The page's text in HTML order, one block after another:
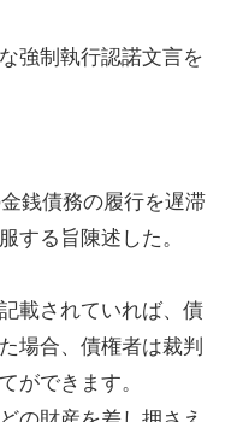
強制執行認諾文言を
銭債務の履行を遅滞
する旨陳述した。
載されていれば、債
場合、債権者は裁判
ができます。